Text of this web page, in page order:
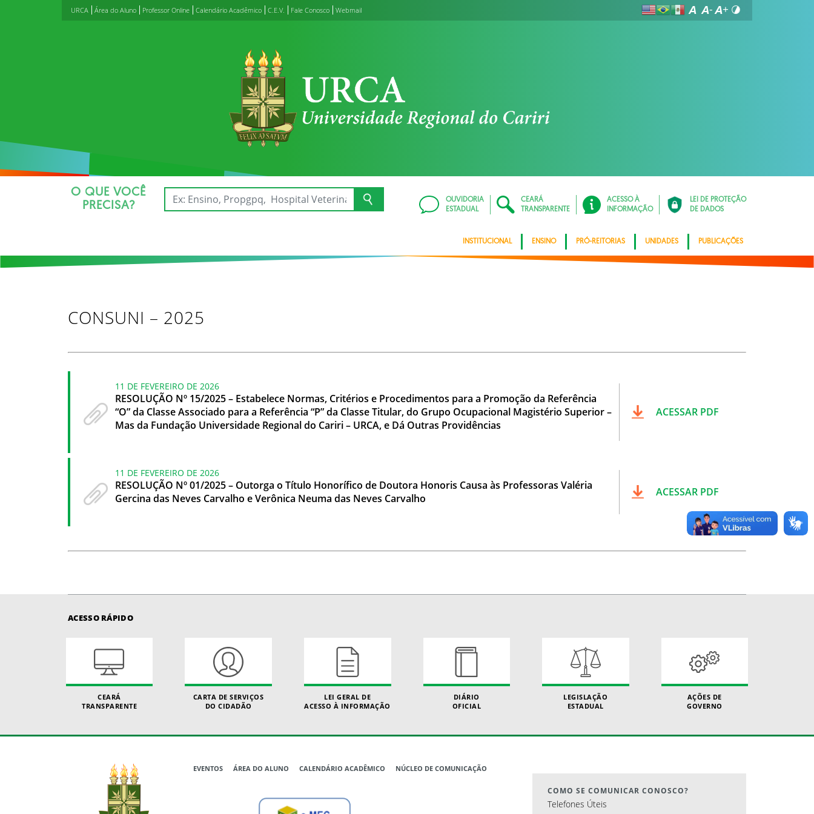
URCA Área do Aluno Professor Online Calendário Acadêmico C.E.V. Fale Conosco Webmail
O QUE VOCÊ
PRECISA?
OUVIDORIA
ESTADUAL
CEARÁ
TRANSPARENTE
ACESSO À
INFORMAÇÃO
LEI DE PROTEÇÃO
DE DADOS
INSTITUCIONAL ENSINO PRÓ-REITORIAS UNIDADES PUBLICAÇÕES
CONSUNI – 2025
11 DE FEVEREIRO DE 2026
RESOLUÇÃO Nº 15/2025 – Estabelece Normas, Critérios e Procedimentos para a Promoção da Referência
“O” da Classe Associado para a Referência “P” da Classe Titular, do Grupo Ocupacional Magistério Superior –
Mas da Fundação Universidade Regional do Cariri – URCA, e Dá Outras Providências
ACESSAR PDF
11 DE FEVEREIRO DE 2026
RESOLUÇÃO Nº 01/2025 – Outorga o Título Honorífico de Doutora Honoris Causa às Professoras Valéria
Gercina das Neves Carvalho e Verônica Neuma das Neves Carvalho
ACESSAR PDF
ACESSO RÁPIDO
CEARÁ
TRANSPARENTE
CARTA DE SERVIÇOS
DO CIDADÃO
LEI GERAL DE
ACESSO À INFORMAÇÃO
DIÁRIO
OFICIAL
LEGISLAÇÃO
ESTADUAL
AÇÕES DE
GOVERNO
EVENTOS ÁREA DO ALUNO CALENDÁRIO ACADÊMICO NÚCLEO DE COMUNICAÇÃO
COMO SE COMUNICAR CONOSCO?
Telefones Úteis